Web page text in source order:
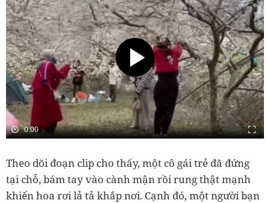
Theo dõi đoạn clip cho thấy, một cô gái trẻ đã đứng
tại chỗ, bám tay vào cành mận rồi rung thật mạnh
khiến hoa rơi lả tả khắp nơi. Cạnh đó, một người bạn